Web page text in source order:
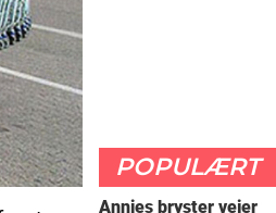
POPULÆRT
Annies bryster vejer